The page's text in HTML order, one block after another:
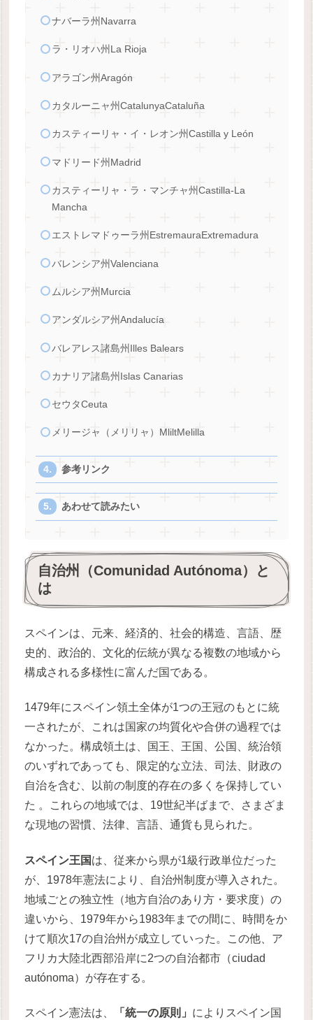
ナバーラ州Navarra
ラ・リオハ州La Rioja
アラゴン州Aragón
カタルーニャ州CatalunyaCataluña
カスティーリャ・イ・レオン州Castilla y León
マドリード州Madrid
カスティーリャ・ラ・マンチャ州Castilla-La
Mancha
エストレマドゥーラ州EstremauraExtremadura
バレンシア州Valenciana
ムルシア州Murcia
アンダルシア州Andalucía
バレアレス諸島州Illes Balears
カナリア諸島州Islas Canarias
セウタCeuta
メリージャ（メリリャ）MliltMelilla
参考リンク
あわせて読みたい
自治州（Comunidad Autónoma）と
は
スペインは、元来、経済的、社会的構造、言語、歴
史的、政治的、文化的伝統が異なる複数の地域から
構成される多様性に富んだ国である。
1479年にスペイン領土全体が1つの王冠のもとに統
一されたが、これは国家の均質化や合併の過程では
なかった。構成領土は、国王、王国、公国、統治領
のいずれであっても、限定的な立法、司法、財政の
自治を含む、以前の制度的存在の多くを保持してい
た 。これらの地域では、19世紀半ばまで、さまざま
な現地の習慣、法律、言語、通貨も見られた。
スペイン王国は、従来から県が1級行政単位だった
が、1978年憲法により、自治州制度が導入された。
地域ごとの独立性（地方自治のあり方・要求度）の
違いから、1979年から1983年までの間に、時間をか
けて順次17の自治州が成立していった。この他、ア
フリカ大陸北西部沿岸に2つの自治都市（ciudad
autónoma）が存在する。
スペイン憲法は、 「統一の原則」 によりスペイン国